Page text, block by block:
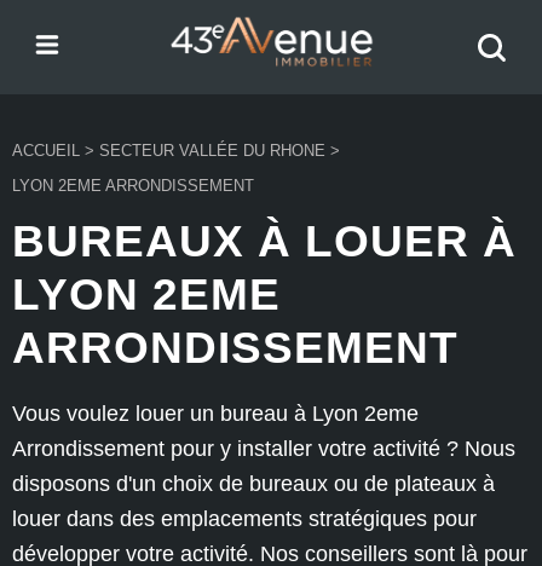
ACCUEIL > SECTEUR VALLÉE DU RHONE >
LYON 2EME ARRONDISSEMENT
BUREAUX À LOUER À
LYON 2EME
ARRONDISSEMENT
Vous voulez louer un bureau à Lyon 2eme
Arrondissement pour y installer votre activité ? Nous
disposons d'un choix de bureaux ou de plateaux à
louer dans des emplacements stratégiques pour
développer votre activité. Nos conseillers sont là pour